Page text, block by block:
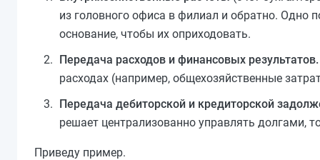
из головного офиса в филиал и обратно. Одно
основание, чтобы их оприходовать.
Передача расходов и финансовых результатов.
расходах (например, общехозяйственные
Передача дебиторской и кредиторской
решает централизованно управлять долгами,
Приведу пример.